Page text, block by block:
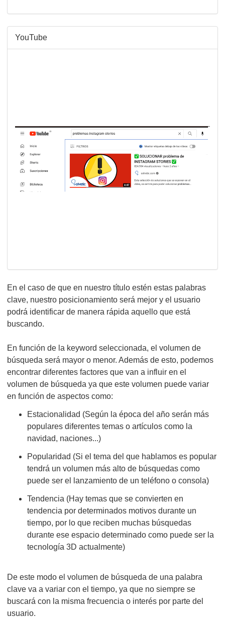
YouTube
En el caso de que en nuestro título estén estas palabras
clave, nuestro posicionamiento será mejor y el usuario
podrá identificar de manera rápida aquello que está
buscando.
En función de la keyword seleccionada, el volumen de
búsqueda será mayor o menor. Además de esto, podemos
encontrar diferentes factores que van a influir en el
volumen de búsqueda ya que este volumen puede variar
en función de aspectos como:
Estacionalidad (Según la época del año serán más
populares diferentes temas o artículos como la
navidad, naciones...)
Popularidad (Si el tema del que hablamos es popular
tendrá un volumen más alto de búsquedas como
puede ser el lanzamiento de un teléfono o consola)
Tendencia (Hay temas que se convierten en
tendencia por determinados motivos durante un
tiempo, por lo que reciben muchas búsquedas
durante ese espacio determinado como puede ser la
tecnología 3D actualmente)
De este modo el volumen de búsqueda de una palabra
clave va a variar con el tiempo, ya que no siempre se
buscará con la misma frecuencia o interés por parte del
usuario.